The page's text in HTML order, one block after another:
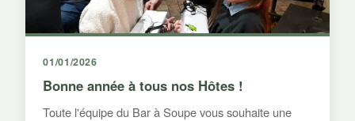
01/01/2026
Bonne année à tous nos Hôtes !
Toute l'équipe du Bar à Soupe vous souhaite une